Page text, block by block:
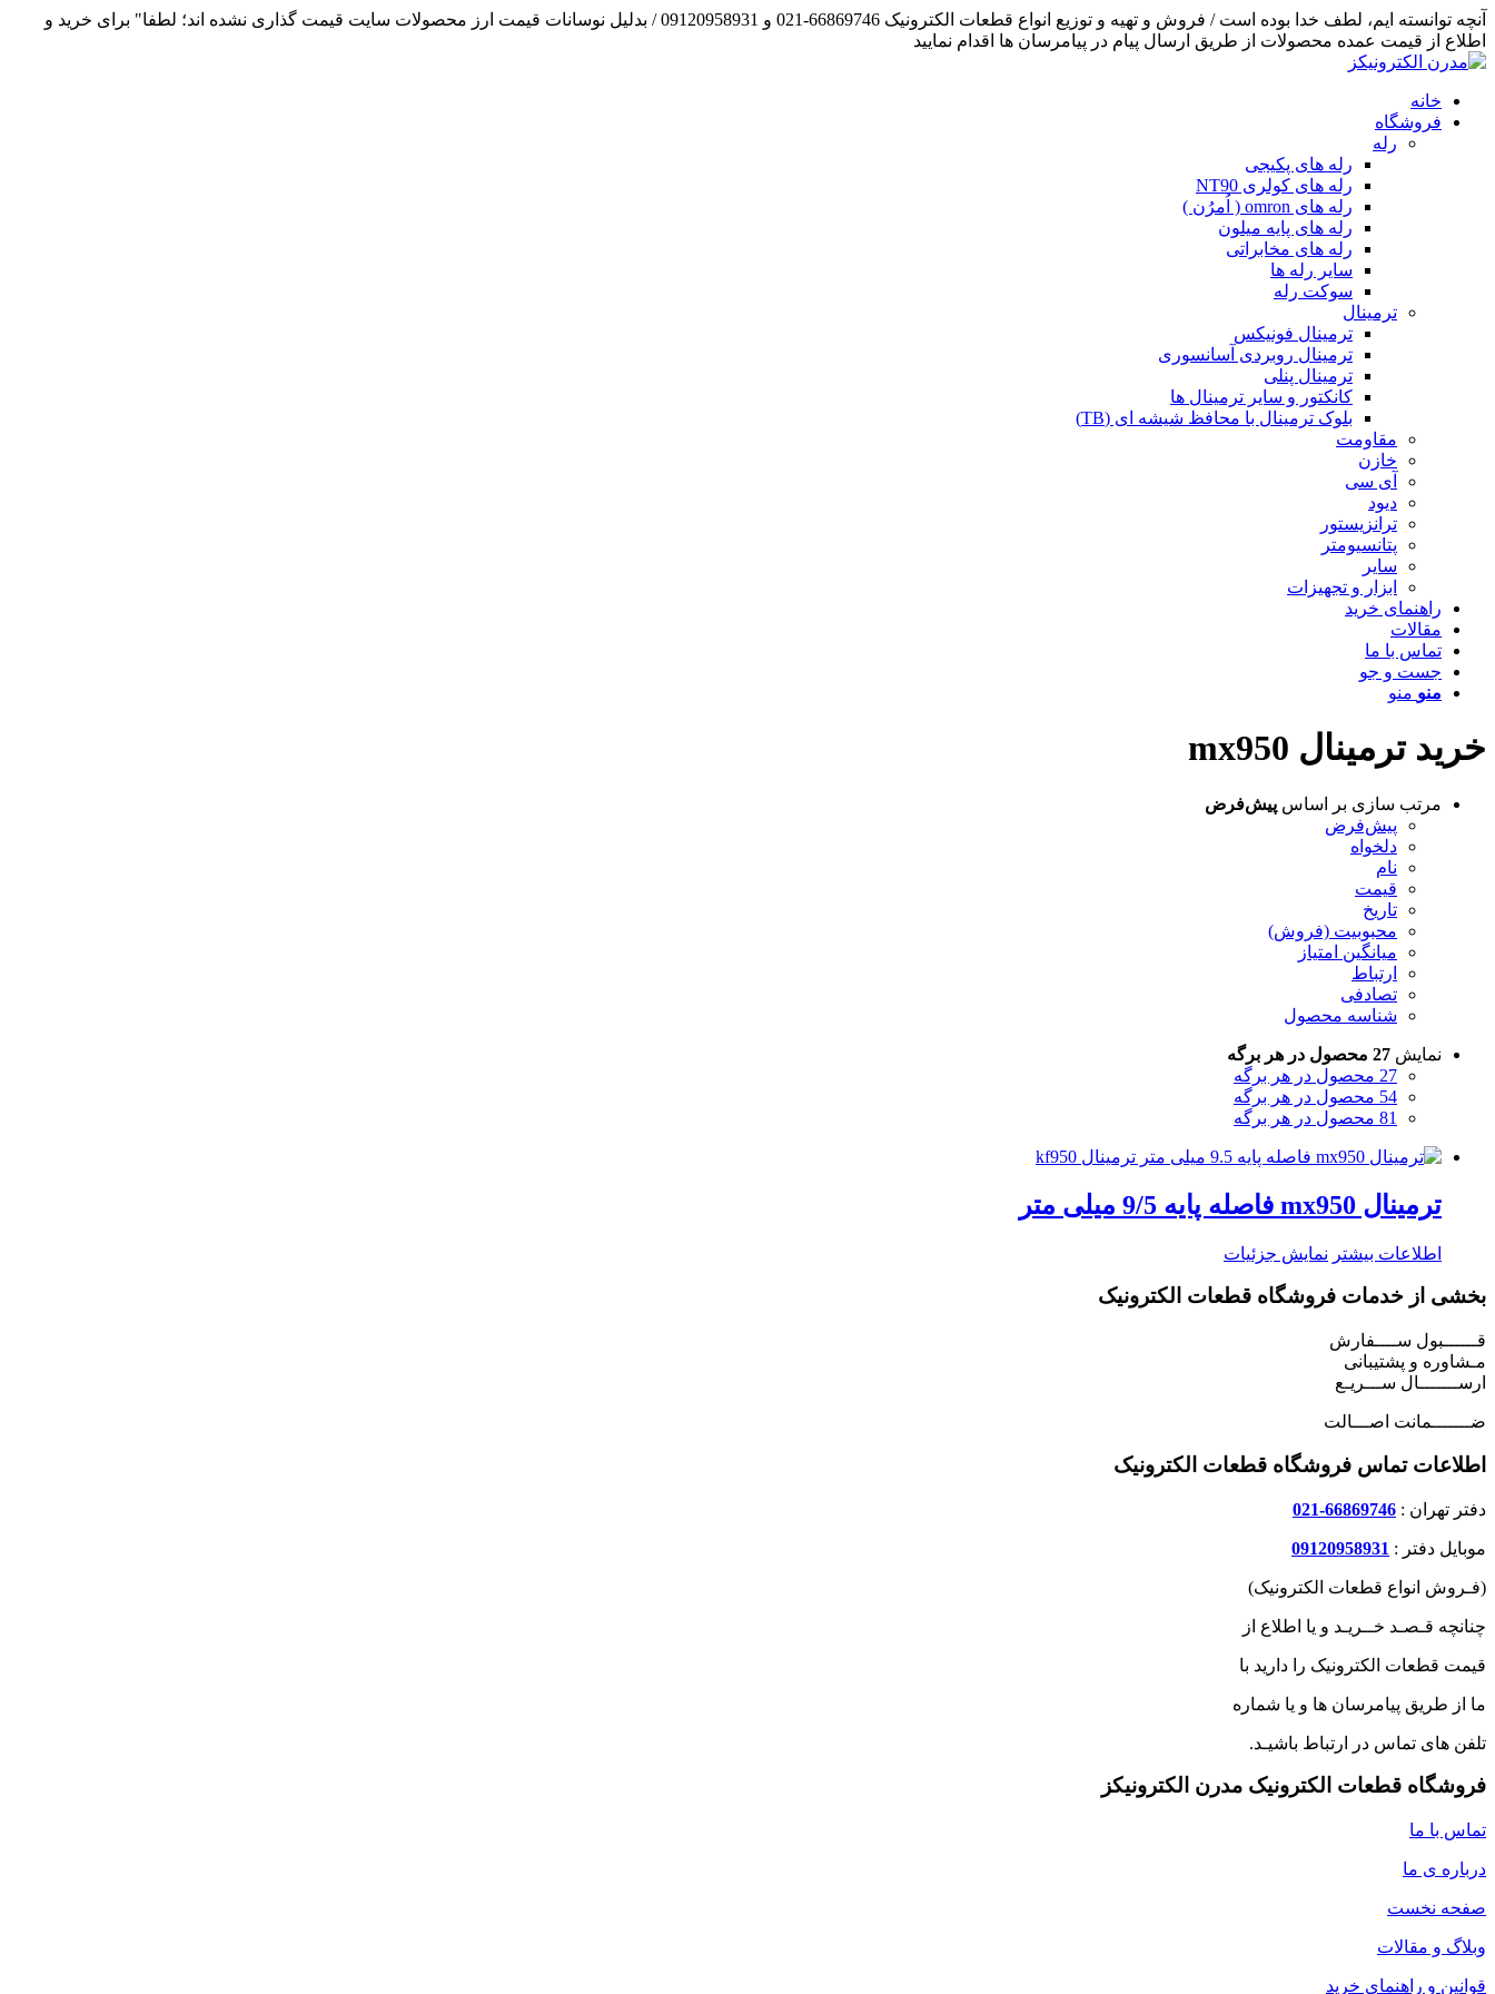
آنچه توانسته ایم، لطف خدا بوده است / فروش و تهیه و توزیع انواع قطعات الکترونیک 66869746-021 و 09120958931 / بدلیل نوسانات قیمت ارز محصولات سایت قیمت گذاری نشده اند؛ لطفا" برای خرید و
اطلاع از قیمت عمده محصولات از طریق ارسال پیام در پیامرسان ها اقدام نمایید
خانه
فروشگاه
رله
رله های پکیجی
رله های کولری NT90
رله های omron ( اُمرُن )
رله های پایه میلون
رله های مخابراتی
سایر رله ها
سوکت رله
ترمینال
ترمینال فونیکس
ترمینال روبردی آسانسوری
ترمینال پنلی
کانکتور و سایر ترمینال ها
بلوک ترمینال با محافظ شیشه ای (TB)
مقاومت
خازن
آی سی
دیود
ترانزیستور
پتانسیومتر
سایر
ابزار و تجهیزات
راهنمای خرید
مقالات
تماس با ما
جست و جو
منو منو
خرید ترمینال mx950
مرتب سازی بر اساس پیش‌فرض
پیش‌فرض
دلخواه
نام
قیمت
تاریخ
محبوبیت (فروش)
میانگین امتیاز
ارتباط
تصادفی
شناسه محصول
نمایش 27 محصول در هر برگه
27 محصول در هر برگه
54 محصول در هر برگه
81 محصول در هر برگه
ترمینال mx950 فاصله پایه 9/5 میلی متر
اطلاعات بیشتر نمایش جزئیات
بخشی از خدمات فروشگاه قطعات الکترونیک
قــــــبول ســــفارش
مـشاوره و پشتیبانی
ارســـــــال ســـریـع
ضـــــــمانت اصـــالت
اطلاعات تماس فروشگاه قطعات الکترونیک
دفتر تهران : 66869746-021
موبایل دفتر : 09120958931
(فـروش انواع قطعات الکترونیک)
چنانچه قـصـد خــریـد و یا اطلاع از
قیمت قطعات الکترونیک را دارید با
ما از طریق پیامرسان ها و یا شماره
تلفن های تماس در ارتباط باشیـد.
فروشگاه قطعات الکترونیک مدرن الکترونیکز
تماس با ما
درباره ی ما
صفحه نخست
وبلاگ و مقالات
قوانین و راهنمای خرید